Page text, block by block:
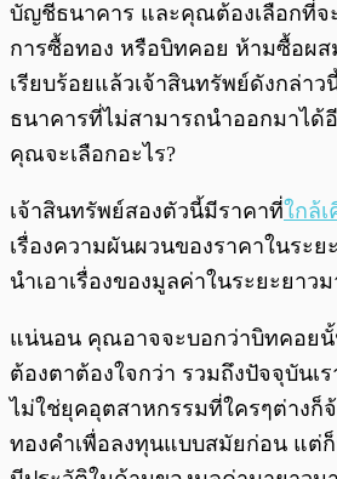
บัญชีธนาคาร และคุณต้องเลือกที่จ
การซื้อทอง หรือบิทคอย ห้ามซื้อผ
เรียบร้อยแล้วเจ้าสินทรัพย์ดังกล่า
ธนาคารที่ไม่สามารถนำออกมาได้อี
คุณจะเลือกอะไร?
เจ้าสินทรัพย์สองตัวนี้มีราคาที่ใกล้เ
เรื่องความผันผวนของราคาในระ
นำเอาเรื่องของมูลค่าในระยะยาว
แน่นอน คุณอาจจะบอกว่าบิทคอย
ต้องตาต้องใจกว่า รวมถึงปัจจุบันเ
ไม่ใช่ยุคอุตสาหกรรมที่ใครๆต่างก็
ทองคำเพื่อลงทุนแบบสมัยก่อน แต่